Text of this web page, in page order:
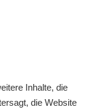
Inhalte, die
die Website